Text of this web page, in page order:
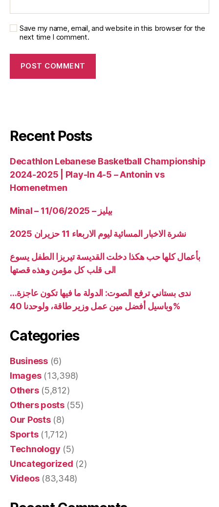
Save my name, email, and website in this browser for the
next time I comment.
Recent Posts
Decathlon Lebanese Basketball Championship
2024-2025 | Play-In 4-5 – Antonin vs
Homenetmen
Minal – 11/06/2025 – بيليز
نشرة الاخبار المسائية ليوم الاربعاء 11 حزيران 2025
بأعمال كلها حب هكذا دخلت القديسة تيريزا الطفل يسوع
الى قلب كل مؤمن وهذه قصتها
ندى بستاني ترفع الصوت: الدولة ما فيها تكون عاجزة…
وباسيل أفضل مين عمل وزير طاقة، ولوحدنا 40%
Categories
Business(6)
Images(13,398)
Others(5,812)
Others posts(55)
Our Posts(8)
Sports(1,712)
Technology (5)
Uncategorized (2)
Videos(83,348)